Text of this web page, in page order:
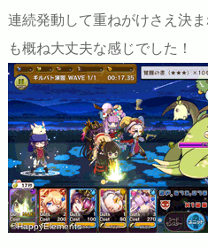
連続発動して重ねがけさえ決
も概ね大丈夫な感じでした！
©HappyElements